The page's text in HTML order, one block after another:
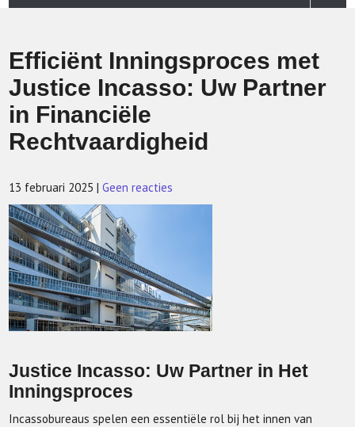
Efficiënt Inningsproces met
Justice Incasso: Uw Partner
in Financiële
Rechtvaardigheid
13 februari 2025 |Geen reacties
Justice Incasso: Uw Partner in Het
Inningsproces
Incassobureaus spelen een essentiële rol bij het innen van